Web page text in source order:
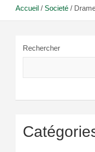
Accueil Societé
Rechercher